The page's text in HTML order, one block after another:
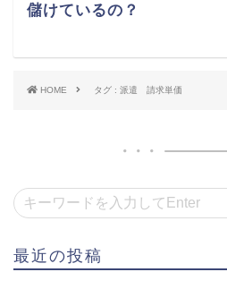
儲けているの？
HOME タグ : 派遣 請求単価
最近の投稿